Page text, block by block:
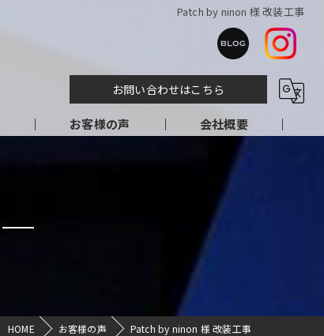
Patch by ninon 様 改装工事
お問い合わせはこちら
お客様の声 会社概要
HOME お客様の声 Patch by ninon 様 改装工事